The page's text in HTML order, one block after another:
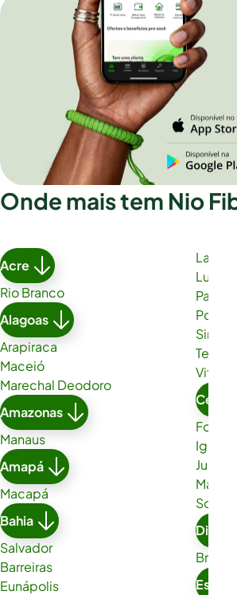
Onde mais tem Nio
Acre
Rio Branco
Alagoas
Arapiraca
Maceió
Marechal Deodoro
Amazonas
Manaus
Amapá
Macapá
Bahia
Salvador
Barreiras
Eunápolis
Lauro
Luís
Paulo
Porto
Vitória
Ceará
Iguatu
Sobral
Brasília